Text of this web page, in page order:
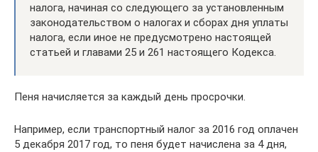
налога, начиная со следующего за установленным
законодательством о налогах и сборах дня уплаты
налога, если иное не предусмотрено настоящей
статьей и главами 25 и 261 настоящего Кодекса.
Пеня начисляется за каждый день просрочки.
Например, если транспортный налог за 2016 год оплачен
5 декабря 2017 год, то пеня будет начислена за 4 дня,